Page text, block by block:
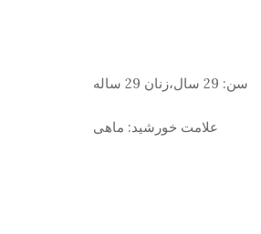
سن:
علامت خورشید: ماهی